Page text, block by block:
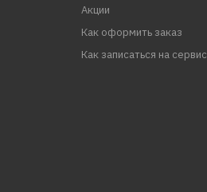
Акции
Как оформить заказ
Как записаться на сервис